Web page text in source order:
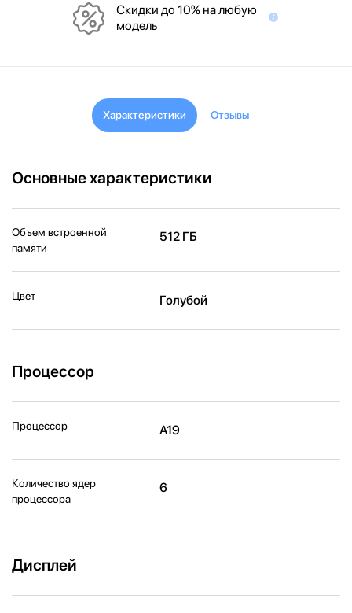
Скидки до 10% на любую
модель
Характеристики Отзывы
Основные характеристики
Объем встроенной
памяти
512 ГБ
Цвет Голубой
Процессор
Процессор A19
Количество ядер
процессора
6
Дисплей